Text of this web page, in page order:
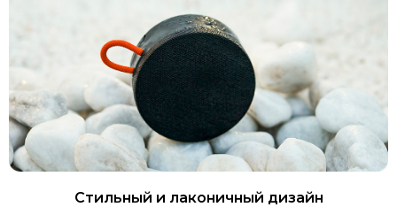
Стильный и лаконичный дизайн